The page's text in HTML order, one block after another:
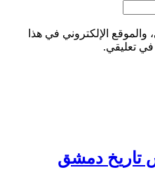
الإلكتروني في هذا
في تعليقي.
تاريخ دمشق